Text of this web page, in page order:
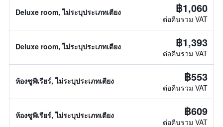
Deluxe room, ไม่ระบุประเภทเตียง ฿1,060
ต่อคืนรวม VAT
Deluxe room, ไม่ระบุประเภทเตียง ฿1,393
ต่อคืนรวม VAT
ห้องซูพีเรียร์, ไม่ระบุประเภทเตียง ฿553
ต่อคืนรวม VAT
ห้องซูพีเรียร์, ไม่ระบุประเภทเตียง ฿609
ต่อคืนรวม VAT